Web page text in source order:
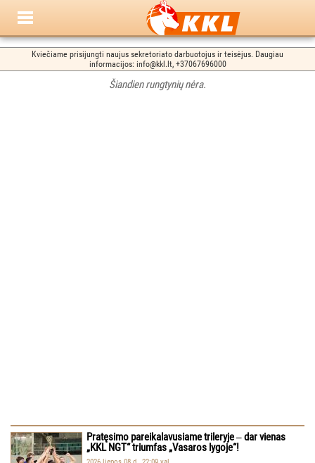
Kviečiame prisijungti naujus sekretoriato darbuotojus ir teisėjus. Daugiau
informacijos: info@kkl.lt, +37067696000
Šiandien rungtynių nėra.
Pratęsimo pareikalavusiame trileryje ‒ dar vienas
„KKL NGT“ triumfas „Vasaros lygoje“!